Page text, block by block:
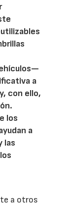
a
con ello,
los
a
las
a otros